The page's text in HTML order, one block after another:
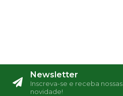
Newsletter
Inscreva-se e receba nossas
novidade!